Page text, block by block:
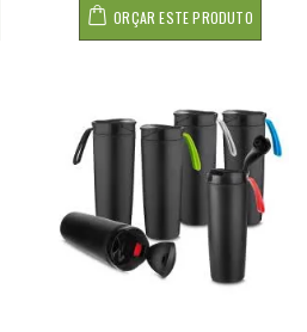
ORÇAR ESTE PRODUTO